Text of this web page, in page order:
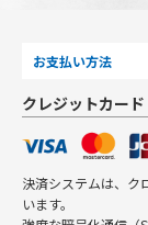
お支払い方法
クレジットカード
決済システムは、ク
います。